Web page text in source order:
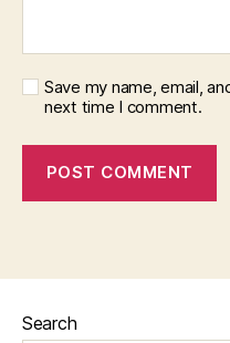
Save my name, email,
next time I comment.
Search